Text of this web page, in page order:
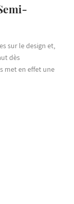
sur le design et,
dès
met en effet une